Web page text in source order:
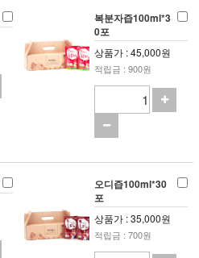
복분자즙100ml*3
0포
상품가 : 45,000원
적립금 : 900원
오디즙100ml*30
포
상품가 : 35,000원
적립금 : 700원